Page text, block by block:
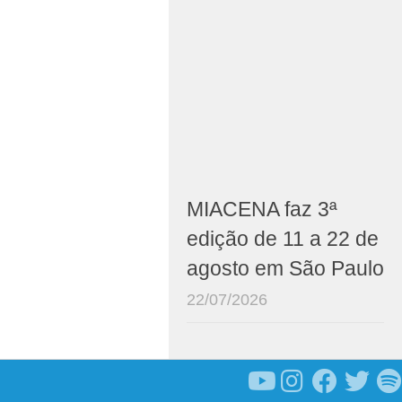
MIACENA faz 3ª
edição de 11 a 22 de
agosto em São Paulo
22/07/2026